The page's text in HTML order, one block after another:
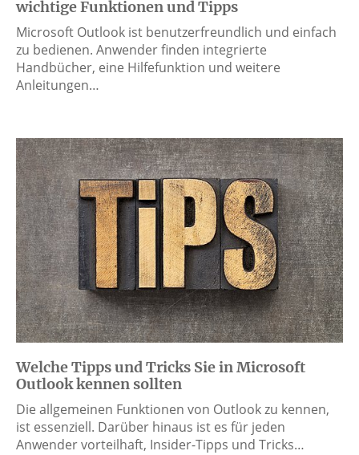
wichtige Funktionen und Tipps
Microsoft Outlook ist benutzerfreundlich und einfach
zu bedienen. Anwender finden integrierte
Handbücher, eine Hilfefunktion und weitere
Anleitungen…
Welche Tipps und Tricks Sie in Microsoft
Outlook kennen sollten
Die allgemeinen Funktionen von Outlook zu kennen,
ist essenziell. Darüber hinaus ist es für jeden
Anwender vorteilhaft, Insider-Tipps und Tricks…